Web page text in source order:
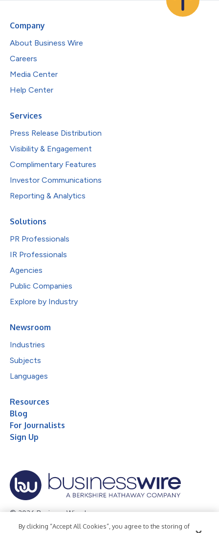
Company
About Business Wire
Careers
Media Center
Help Center
Services
Press Release Distribution
Visibility & Engagement
Complimentary Features
Investor Communications
Reporting & Analytics
Solutions
PR Professionals
IR Professionals
Agencies
Public Companies
Explore by Industry
Newsroom
Industries
Subjects
Languages
Resources
Blog
For Journalists
Sign Up
© 2026 Business Wire, Inc.
Privacy Policy Cookie Policy Accessibility Statement
By clicking “Accept All Cookies”, you agree to the storing of